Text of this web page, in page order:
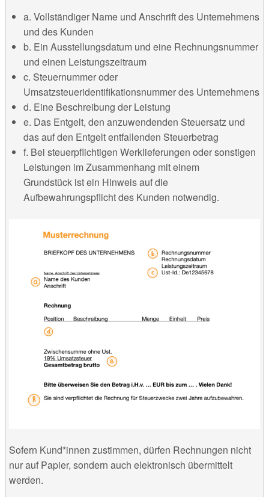
a. Vollständiger Name und Anschrift des Unternehmens
und des Kunden
b. Ein Ausstellungsdatum und eine Rechnungsnummer
und einen Leistungszeitraum
c. Steuernummer oder
Umsatzsteueridentifikationsnummer des Unternehmens
d. Eine Beschreibung der Leistung
e. Das Entgelt, den anzuwendenden Steuersatz und
das auf den Entgelt entfallenden Steuerbetrag
f. Bei steuerpflichtigen Werklieferungen oder sonstigen
Leistungen im Zusammenhang mit einem
Grundstück ist ein Hinweis auf die
Aufbewahrungspflicht des Kunden notwendig.
Sofern Kund*innen zustimmen, dürfen Rechnungen nicht
nur auf Papier, sondern auch elektronisch übermittelt
werden.